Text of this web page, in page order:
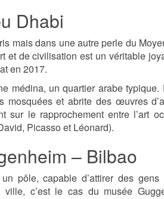
Dhabi
mais dans une autre perle du
et de civilisation est un véritable
en 2017.
médina, un quartier arabe
mosquées et abrite des œuvres
sur le rapprochement entre l’art
Picasso et Léonard).
– Bilbao
pôle, capable d’attirer des
ville, c’est le cas du musée